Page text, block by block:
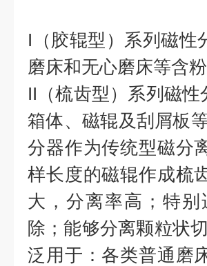
I（胶辊型）系列磁性
磨床和无心磨床等含
II（梳齿型）系列磁
箱体、磁辊及刮屑板
分器作为传统型磁分
样长度的磁辊作成梳
大，分离率高；特
除；能够分离颗粒状
泛用于：各类普通磨